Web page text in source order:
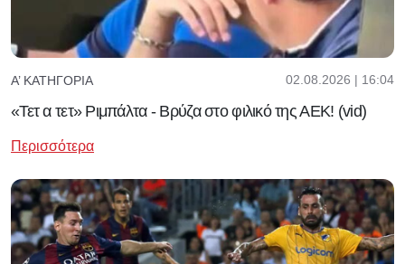
Α’ ΚΑΤΗΓΟΡΊΑ 02.08.2026 | 16:04
«Τετ α τετ» Ριμπάλτα - Βρύζα στο φιλικό της ΑΕΚ! (vid)
Περισσότερα